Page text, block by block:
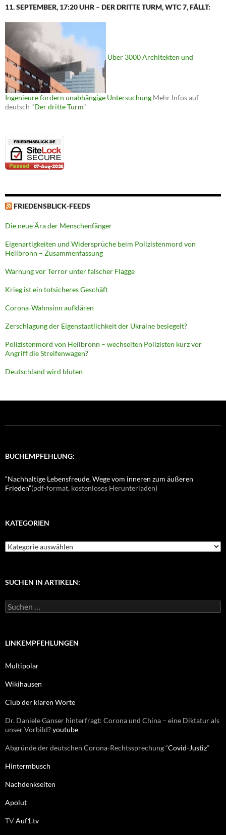
11. SEPTEMBER, 17:20 UHR – DER DRITTE TURM, WTC 7, FÄLLT:
Über 3000 Architekten und
Ingenieure fordern unabhängige Untersuchung Mehr Infos auf
deutsch "Der dritte Turm"
FRIEDENSBLICK-FEEDS
Die neue Ära der Menschenfänger
Eigenartigkeiten und Widersprüche beim Polizistenmord von
Heilbronn – Zusammenfassung
Warnung vor Terror unter falscher Flagge
Krieg ist ein totsicheres Geschäft
Corona-Wahnsinn aufklären
Zerschlagung der Eigenstaatlichkeit der Ukraine besiegelt?
Polizistenmord von Heilbronn – wechselten Polizisten kurz vor
Angriff die Streifenwagen?
Deutschland wird bluten
BUCHEMPFEHLUNG:
“Nachhaltige Lebensfreude, Wege vom inneren zum äußeren
Frieden”(pdf-format, kostenloses Herunterladen)
KATEGORIEN
K
g
r
SUCHEN IN ARTIKELN:
S
u
e
a
h
LINKEMPFEHLUNGEN
Multipolar
Wikihausen
Club der klaren Worte
Dr. Daniele Ganser hinterfragt: Corona und China – eine Diktatur als
unser Vorbild?youtube
Abgründe der deutschen Corona-Rechtssprechung “Covid-Justiz”
Hintermbusch
Nachdenkseiten
Apolut
TVAuf1.tv